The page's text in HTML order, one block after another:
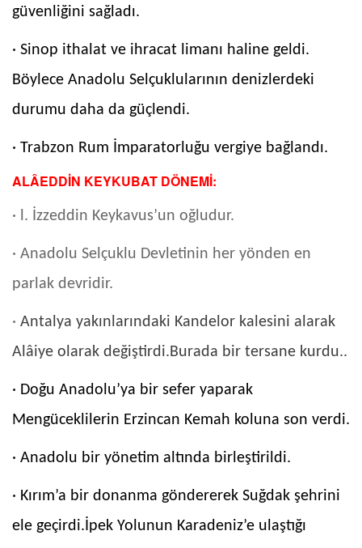
güvenliğini sağladı.
· Sinop ithalat ve ihracat limanı haline geldi.
Böylece Anadolu Selçuklularının denizlerdeki
durumu daha da güçlendi.
· Trabzon Rum İmparatorluğu vergiye bağlandı.
ALÂEDDİN KEYKUBAT DÖNEMİ:
· l. İzzeddin Keykavus’un oğludur.
· Anadolu Selçuklu Devletinin her yönden en
parlak devridir.
· Antalya yakınlarındaki Kandelor kalesini alarak
Alâiye olarak değiştirdi.Burada bir tersane kurdu..
· Doğu Anadolu’ya bir sefer yaparak
Mengüceklilerin Erzincan Kemah koluna son verdi.
· Anadolu bir yönetim altında birleştirildi.
· Kırım’a bir donanma göndererek Suğdak şehrini
ele geçirdi.İpek Yolunun Karadeniz’e ulaştığı